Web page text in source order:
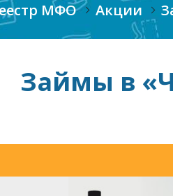
МФО Акции
Займы в